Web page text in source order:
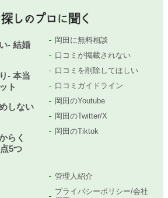
- 結婚
- 本当
ト
しない
らく
5つ
岡田に無料相談
口コミが掲載されない
口コミを削除してほしい
口コミガイドライン
岡田のYoutube
岡田のTwitter/X
岡田のTiktok
管理人紹介
プライバシーポリシー/会社